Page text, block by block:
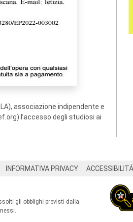
associazione indipendente e
l’accesso degli studiosi ai
INFORMATIVA PRIVACY ACCESSIBILITÁ
gli obblighi previsti dalla